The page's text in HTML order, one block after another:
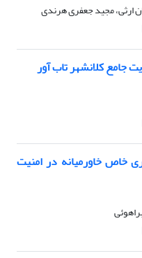
ارثی، مجید جعفری هرندی
جامع کلانشهر تاب آور
خاص خاورمیانه در امنیت